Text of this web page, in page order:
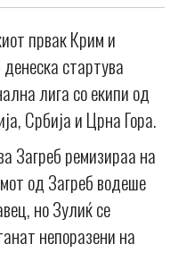
првак Крим и
стартува
лига со екипи од
Србија и Црна Гора.
Загреб ремизираа на
од Загреб водеше
но Зулиќ се
непоразени на